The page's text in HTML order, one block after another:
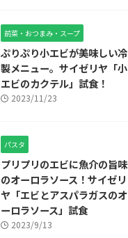
前菜・おつまみ・スープ
ぷりぷり小エビが美味しい冷
製メニュー。サイゼリヤ「小
エビのカクテル」試食！
2023/11/23
パスタ
プリプリのエビに魚介の旨味
のオーロラソース！サイゼリ
ヤ「エビとアスパラガスのオ
ーロラソース」試食
2023/9/13